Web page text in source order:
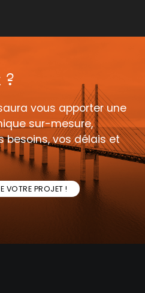
?
vous apporter une
sur-mesure,
besoins, vos délais et
VOTRE PROJET !